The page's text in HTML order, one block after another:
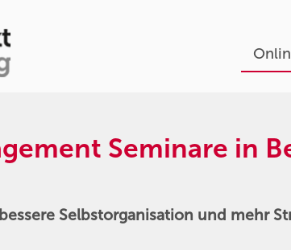
Seminare in
Selbstorganisation und mehr